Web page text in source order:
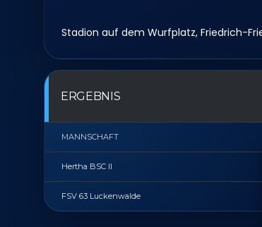
Stadion auf dem Wurfplatz, Friedrich-
ERGEBNIS
MANNSCHAFT
Hertha BSC II
FSV 63 Luckenwalde